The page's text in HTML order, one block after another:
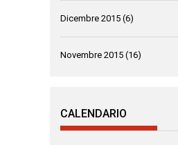
Dicembre 2015 (6)
Novembre 2015 (16)
CALENDARIO